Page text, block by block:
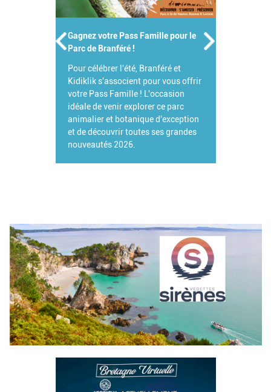
Gagnez votre Pass Famille pour le
Parc de Branféré !
Pour célébrer l'été, Branféré et
Kidiklik s'associent pour vous offrir
votre Pass Famille ! L'occasion
idéale de venir explorer ce parc
animalier et botanique d'exception
et de découvrir toutes ses grandes
nouveautés 2026.